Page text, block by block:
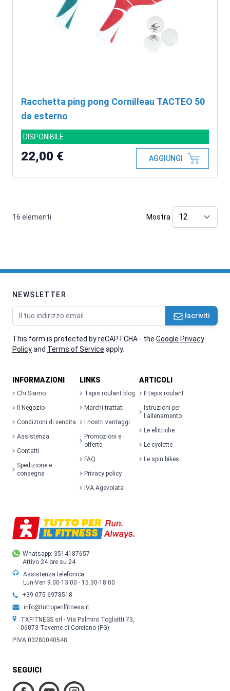
Racchetta ping pong Cornilleau TACTEO 50
da esterno
DISPONIBILE
22,00 € AGGIUNGI
16 elementi Mostra
Whatsapp: 3514187657
Attivo 24 ore su 24
Assistenza telefonica:
Lun-Ven 9.00-13.00 - 15.30-18.00
+39 075 6978518
info@tuttoperilfitness.it
TXFITNESS srl - Via Palmiro Togliatti 73,
06073 Taverne di Corciano (PG)
P.IVA 03280040548
SEGUICI
NEWSLETTER
Indirizzo email Iscriviti
This form is protected by reCAPTCHA - the Google Privacy
Policyand Terms of Service apply.
INFORMAZIONI
Chi Siamo
Il Negozio
Condizioni di vendita
Assistenza
Contatti
Spedizione e
consegna
LINKS
Tapis roulant blog
Marchi trattati
I nostri vantaggi
Promozioni e
offerte
FAQ
Privacy policy
IVA Agevolata
ARTICOLI
Il tapis roulant
Istruzioni per
l'allenamento
Le ellittiche
Le cyclette
Le spin bikes